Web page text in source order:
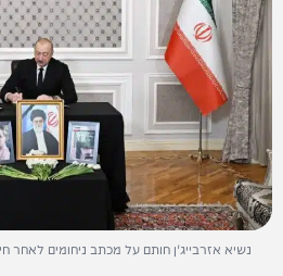
נשיא אזרבייג'ן חותם על מכתב ניחומים לאחר